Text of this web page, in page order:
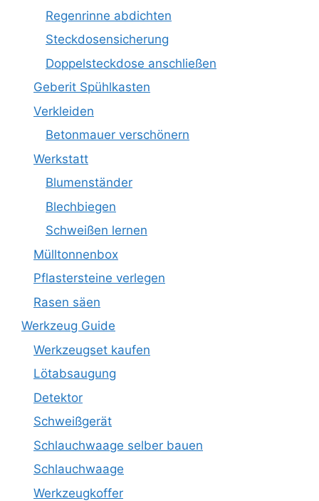
Regenrinne abdichten
Steckdosensicherung
Doppelsteckdose anschließen
Geberit Spühlkasten
Verkleiden
Betonmauer verschönern
Werkstatt
Blumenständer
Blechbiegen
Schweißen lernen
Mülltonnenbox
Pflastersteine verlegen
Rasen säen
Werkzeug Guide
Werkzeugset kaufen
Lötabsaugung
Detektor
Schweißgerät
Schlauchwaage selber bauen
Schlauchwaage
Werkzeugkoffer